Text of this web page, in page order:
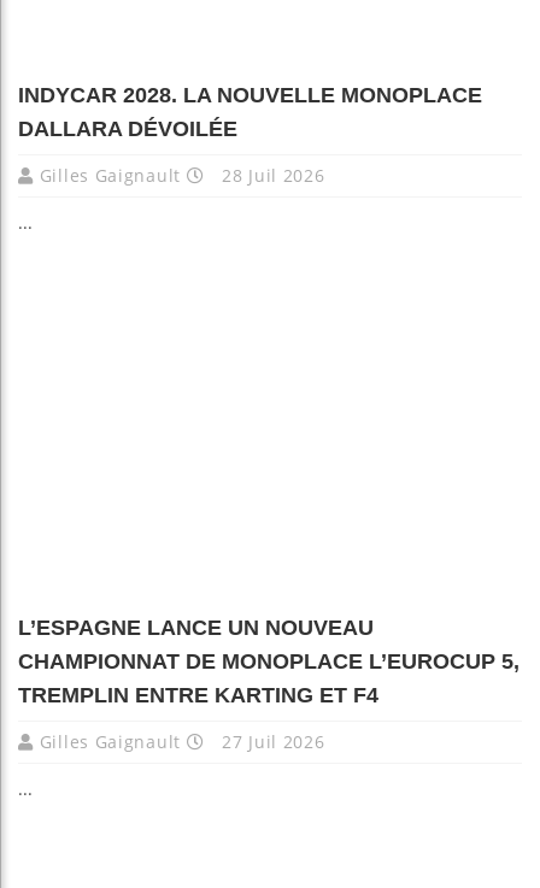
INDYCAR 2028. LA NOUVELLE MONOPLACE
DALLARA DÉVOILÉE
Gilles Gaignault 28 Juil 2026
...
L’ESPAGNE LANCE UN NOUVEAU
CHAMPIONNAT DE MONOPLACE L’EUROCUP 5,
TREMPLIN ENTRE KARTING ET F4
Gilles Gaignault 27 Juil 2026
...